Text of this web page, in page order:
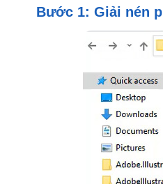
Bước 1: Giải nén